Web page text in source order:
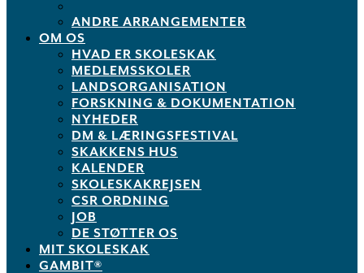
ANDRE ARRANGEMENTER
OM OS
HVAD ER SKOLESKAK
MEDLEMSSKOLER
LANDSORGANISATION
FORSKNING & DOKUMENTATION
NYHEDER
DM & LÆRINGSFESTIVAL
SKAKKENS HUS
KALENDER
SKOLESKAKREJSEN
CSR ORDNING
JOB
DE STØTTER OS
MIT SKOLESKAK
GAMBIT®